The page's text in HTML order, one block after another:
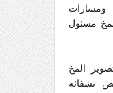
مسئول
المخ
بشفائه